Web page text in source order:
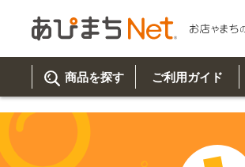
商品を探す ご利用ガイド